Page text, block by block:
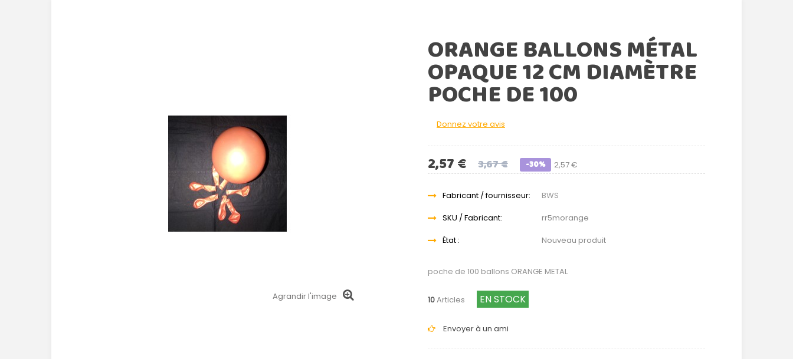
Agrandir l'image
ORANGE BALLONS MÉTAL
OPAQUE 12 CM DIAMÈTRE
POCHE DE 100
Donnez votre avis
2,57 €
2,57 € 3,67 € -30%
Fabricant / fournisseur:
BWS
SKU / Fabricant:
rr5morange
État :
Nouveau produit
poche de 100 ballons ORANGE METAL
10Articles EN STOCK
Envoyer à un ami